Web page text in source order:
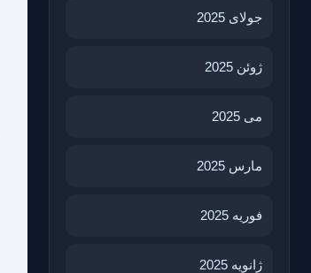
جولای 2025
ژوئن 2025
می 2025
مارس 2025
فوریه 2025
ژانویه 2025